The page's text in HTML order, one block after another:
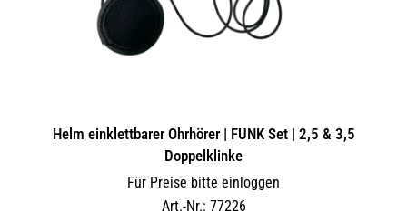
Helm einklettbarer Ohrhörer | FUNK Set | 2,5 & 3,5
Doppelklinke
Für Preise bitte einloggen
Art.-Nr.: 77226